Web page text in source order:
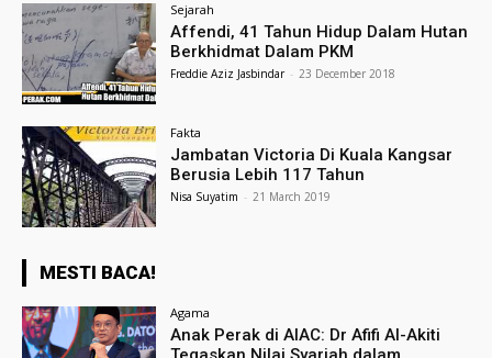
Sejarah
Affendi, 41 Tahun Hidup Dalam Hutan
Berkhidmat Dalam PKM
Freddie Aziz Jasbindar - 23 December 2018
Fakta
Jambatan Victoria Di Kuala Kangsar
Berusia Lebih 117 Tahun
Nisa Suyatim - 21 March 2019
MESTI BACA!
Agama
Anak Perak di AIAC: Dr Afifi Al-Akiti